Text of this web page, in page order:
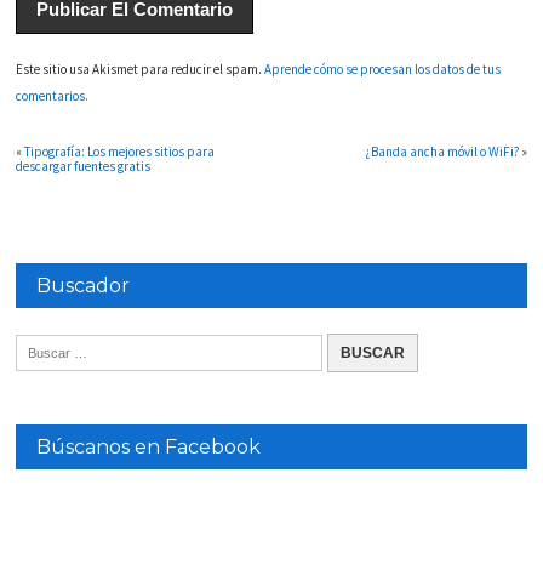
Este sitio usa Akismet para reducir el spam.Aprende cómo se procesan los datos de tus
comentarios.
«Tipografía: Los mejores sitios para
descargar fuentes gratis
¿Banda ancha móvil o WiFi? »
Buscador
Búscanos en Facebook